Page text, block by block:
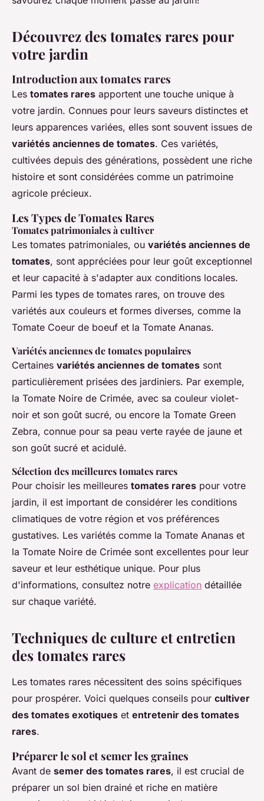
Découvrez des tomates rares pour
votre jardin
Introduction aux tomates rares
Les tomates rares apportent une touche unique à
votre jardin. Connues pour leurs saveurs distinctes et
leurs apparences variées, elles sont souvent issues de
variétés anciennes de tomates. Ces variétés,
cultivées depuis des générations, possèdent une riche
histoire et sont considérées comme un patrimoine
agricole précieux.
Les Types de Tomates Rares
Tomates patrimoniales à cultiver
Les tomates patrimoniales, ou variétés anciennes de
tomates, sont appréciées pour leur goût exceptionnel
et leur capacité à s'adapter aux conditions locales.
Parmi les types de tomates rares, on trouve des
variétés aux couleurs et formes diverses, comme la
Tomate Coeur de boeuf et la Tomate Ananas.
Variétés anciennes de tomates populaires
Certaines variétés anciennes de tomates sont
particulièrement prisées des jardiniers. Par exemple,
la Tomate Noire de Crimée, avec sa couleur violet-
noir et son goût sucré, ou encore la Tomate Green
Zebra, connue pour sa peau verte rayée de jaune et
son goût sucré et acidulé.
Sélection des meilleures tomates rares
Pour choisir les meilleures tomates rares pour votre
jardin, il est important de considérer les conditions
climatiques de votre région et vos préférences
gustatives. Les variétés comme la Tomate Ananas et
la Tomate Noire de Crimée sont excellentes pour leur
saveur et leur esthétique unique. Pour plus
d'informations, consultez notre explication détaillée
sur chaque variété.
Techniques de culture et entretien
des tomates rares
Les tomates rares nécessitent des soins spécifiques
pour prospérer. Voici quelques conseils pour cultiver
des tomates exotiques et entretenir des tomates
rares.
Préparer le sol et semer les graines
Avant de semer des tomates rares, il est crucial de
préparer un sol bien drainé et riche en matière